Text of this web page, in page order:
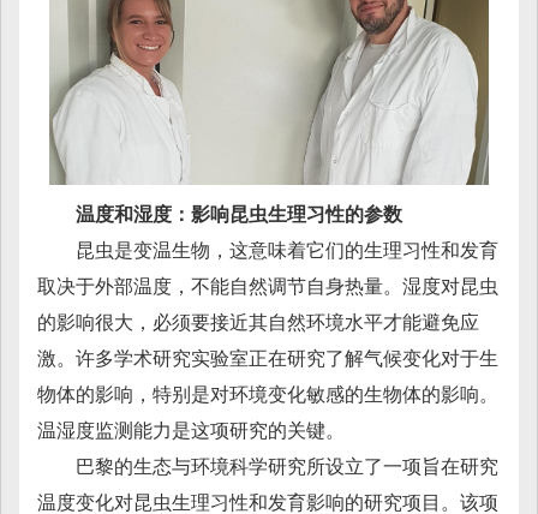
温度和湿度：影响昆虫生理习性的参数
昆虫是变温生物，这意味着它们的生理习性和发育
取决于外部温度，不能自然调节自身热量。湿度对昆虫
的影响很大，必须要接近其自然环境水平才能避免应
激。许多学术研究实验室正在研究了解气候变化对于生
物体的影响，特别是对环境变化敏感的生物体的影响。
温湿度监测能力是这项研究的关键。
巴黎的生态与环境科学研究所设立了一项旨在研究
温度变化对昆虫生理习性和发育影响的研究项目。该项